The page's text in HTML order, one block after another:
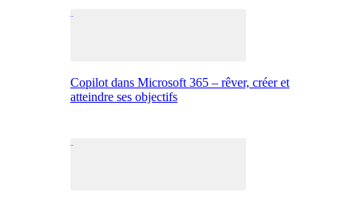
Copilot dans Microsoft 365 – rêver, créer et
atteindre ses objectifs